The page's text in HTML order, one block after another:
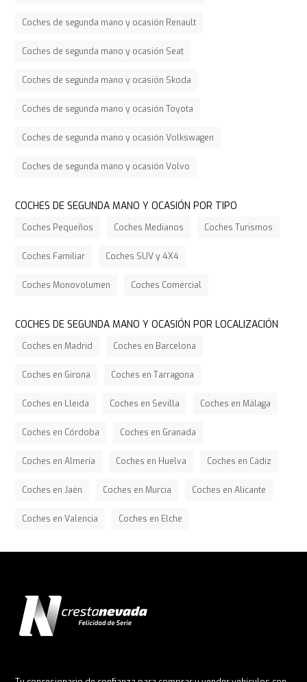
Coches de segunda mano y ocasión Renault
Coches de segunda mano y ocasión Seat
Coches de segunda mano y ocasión Skoda
Coches de segunda mano y ocasión Toyota
Coches de segunda mano y ocasión Volkswagen
Coches de segunda mano y ocasión Volvo
COCHES DE SEGUNDA MANO Y OCASIÓN POR TIPO
Coches Pequeños Coches Medianos Coches Turismos
Coches Familiar Coches SUV y 4X4
Coches Monovolumen Coches Comercial
COCHES DE SEGUNDA MANO Y OCASIÓN POR LOCALIZACIÓN
Coches en Madrid Coches en Barcelona
Coches en Girona Coches en Tarragona
Coches en Lleida Coches en Sevilla Coches en Málaga
Coches en Córdoba Coches en Granada
Coches en Almería Coches en Huelva Coches en Cádiz
Coches en Jaén Coches en Murcia Coches en Alicante
Coches en Valencia Coches en Elche